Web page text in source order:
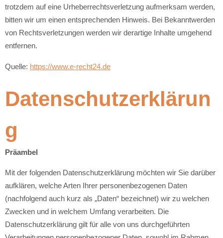
trotzdem auf eine Urheberrechtsverletzung aufmerksam werden,
bitten wir um einen entsprechenden Hinweis. Bei Bekanntwerden
von Rechtsverletzungen werden wir derartige Inhalte umgehend
entfernen.
Quelle: https://www.e-recht24.de
Datenschutzerklärun
g
Präambel
Mit der folgenden Datenschutzerklärung möchten wir Sie darüber
aufklären, welche Arten Ihrer personenbezogenen Daten
(nachfolgend auch kurz als „Daten“ bezeichnet) wir zu welchen
Zwecken und in welchem Umfang verarbeiten. Die
Datenschutzerklärung gilt für alle von uns durchgeführten